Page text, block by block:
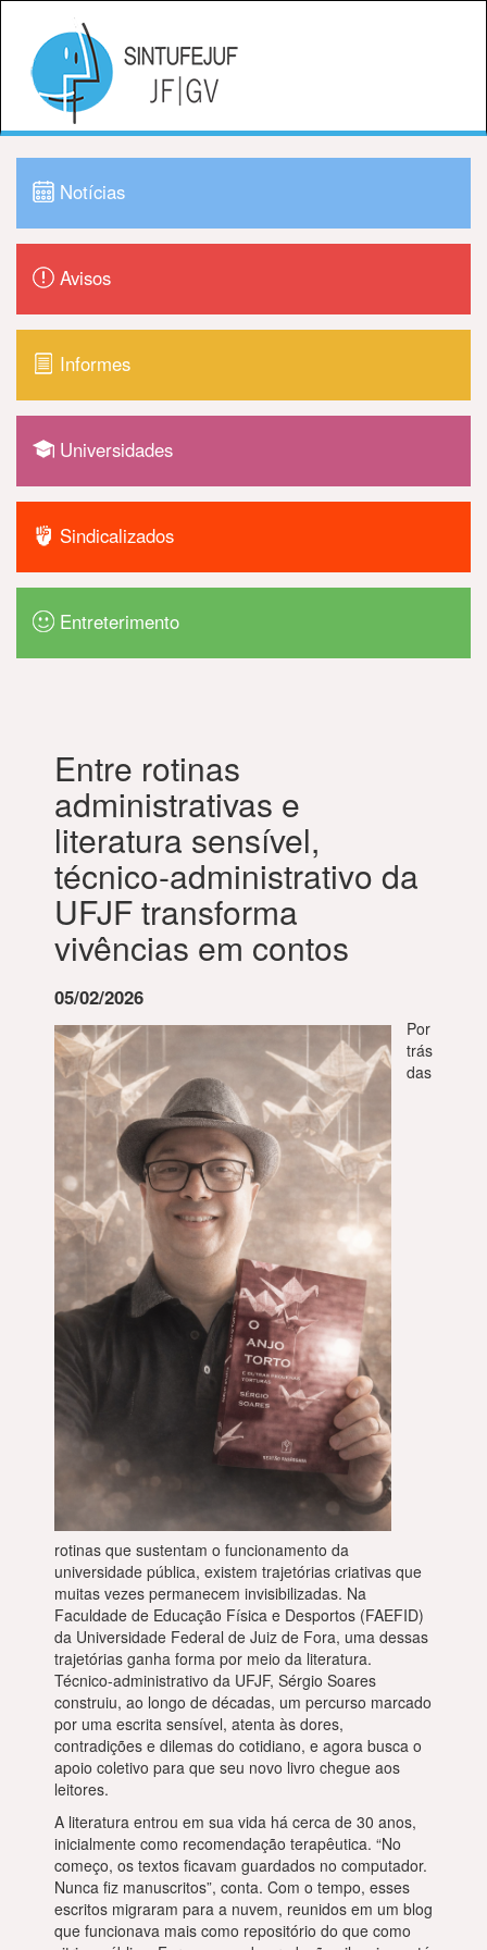
Notícias
Avisos
Informes
Universidades
Sindicalizados
Entreterimento
Entre rotinas
administrativas e
literatura sensível,
técnico-administrativo da
UFJF transforma
vivências em contos
05/02/2026
Por
trás
das
rotinas que sustentam o funcionamento da
universidade pública, existem trajetórias criativas que
muitas vezes permanecem invisibilizadas. Na
Faculdade de Educação Física e Desportos (FAEFID)
da Universidade Federal de Juiz de Fora, uma dessas
trajetórias ganha forma por meio da literatura.
Técnico-administrativo da UFJF, Sérgio Soares
construiu, ao longo de décadas, um percurso marcado
por uma escrita sensível, atenta às dores,
contradições e dilemas do cotidiano, e agora busca o
apoio coletivo para que seu novo livro chegue aos
leitores.
A literatura entrou em sua vida há cerca de 30 anos,
inicialmente como recomendação terapêutica. “No
começo, os textos ficavam guardados no computador.
Nunca fiz manuscritos”, conta. Com o tempo, esses
escritos migraram para a nuvem, reunidos em um blog
que funcionava mais como repositório do que como